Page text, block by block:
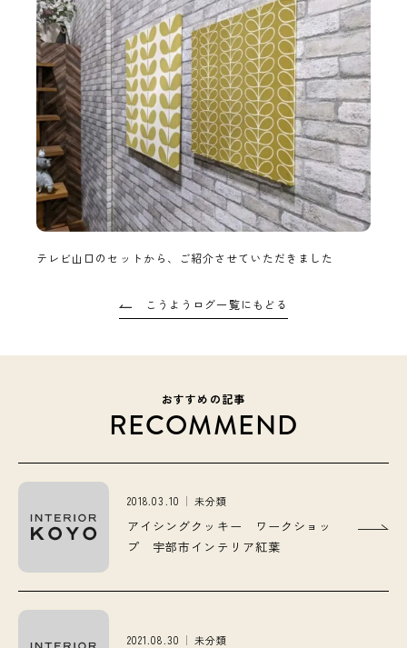
テレビ山口のセットから、ご紹介させていただきました
こうようログ一覧にもどる
おすすめの記事
RECOMMEND
2018.03.10 未分類
アイシングクッキー ワークショッ
プ 宇部市インテリア紅葉
2021.08.30 未分類